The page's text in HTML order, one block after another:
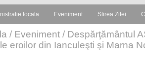
locala Eveniment Stirea Zilei
/ Eveniment / Despărţământul
eroilor din Ianculeşti şi Marna